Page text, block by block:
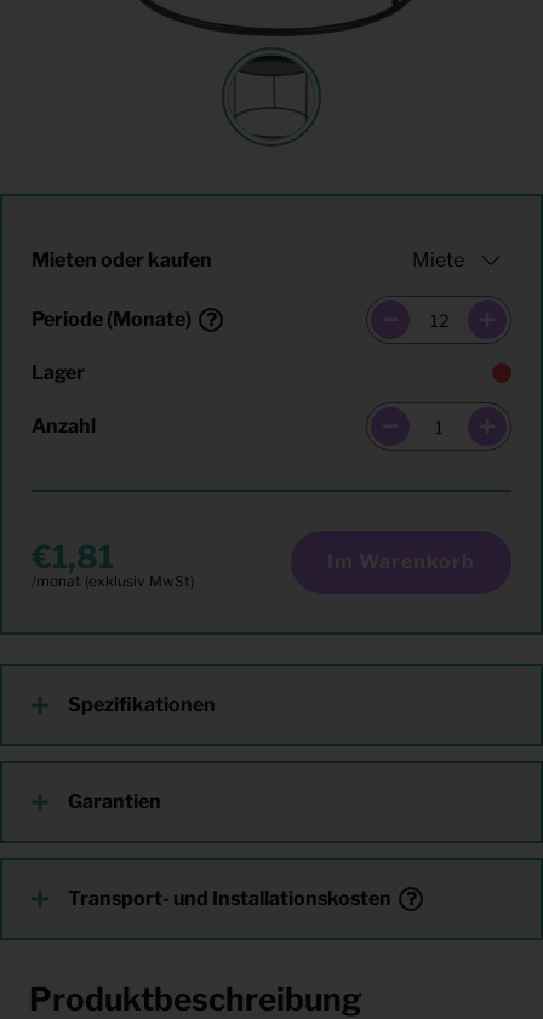
Mieten oder kaufen
Periode (Monate)
Lager
Anzahl
1,81 Im Warenkorb
Spezifikationen
Garantien
Transport- und Installationskosten
Produktbeschreibung